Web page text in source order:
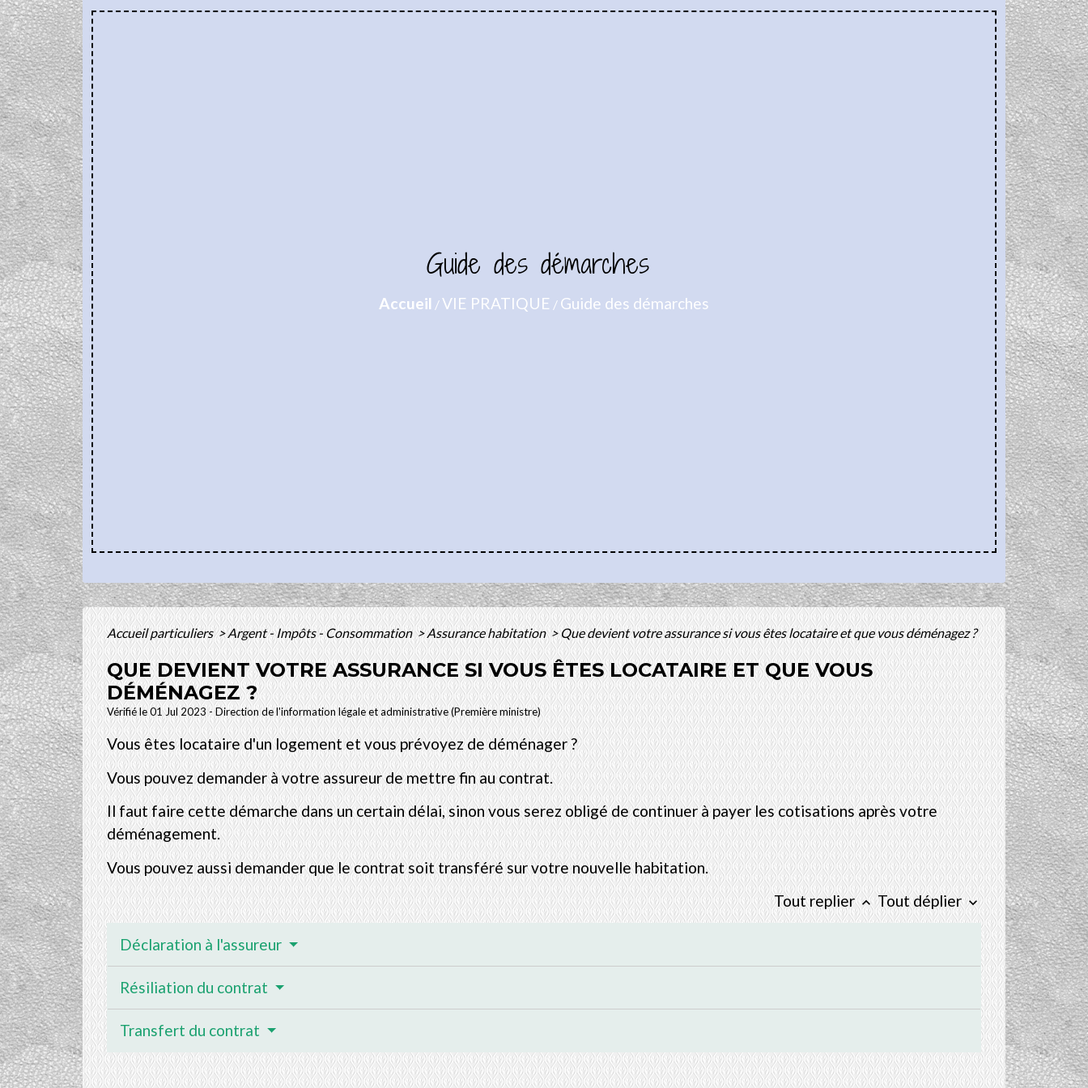
Guide des démarches
Accueil /VIE PRATIQUE / Guide des démarches
Accueil particuliers>Argent - Impôts - Consommation > Assurance habitation>Que devient votre assurance si vous êtes locataire et que vous déménagez ?
QUE DEVIENT VOTRE ASSURANCE SI VOUS ÊTES LOCATAIRE ET QUE VOUS
DÉMÉNAGEZ ?
Vérifié le 01 Jul 2023 - Direction de l'information légale et administrative (Première ministre)
Vous êtes locataire d'un logement et vous prévoyez de déménager ?
Vous pouvez demander à votre assureur de mettre fin au contrat.
Il faut faire cette démarche dans un certain délai, sinon vous serez obligé de continuer à payer les cotisations après votre
déménagement.
Vous pouvez aussi demander que le contrat soit transféré sur votre nouvelle habitation.
Tout replierkeyboard_arrow_up Tout déplierkeyboard_arrow_down
Déclaration à l'assureur
Résiliation du contrat
Transfert du contrat